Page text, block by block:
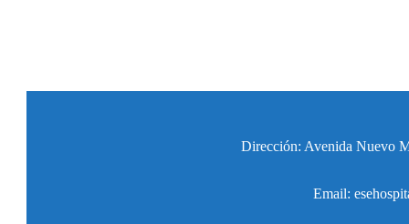
Dirección: Avenida Nuevo
Email: